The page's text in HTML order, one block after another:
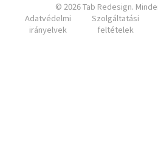
© 2026 Tab Redesign.
Adatvédelmi
irányelvek
Szolgáltatási
feltételek